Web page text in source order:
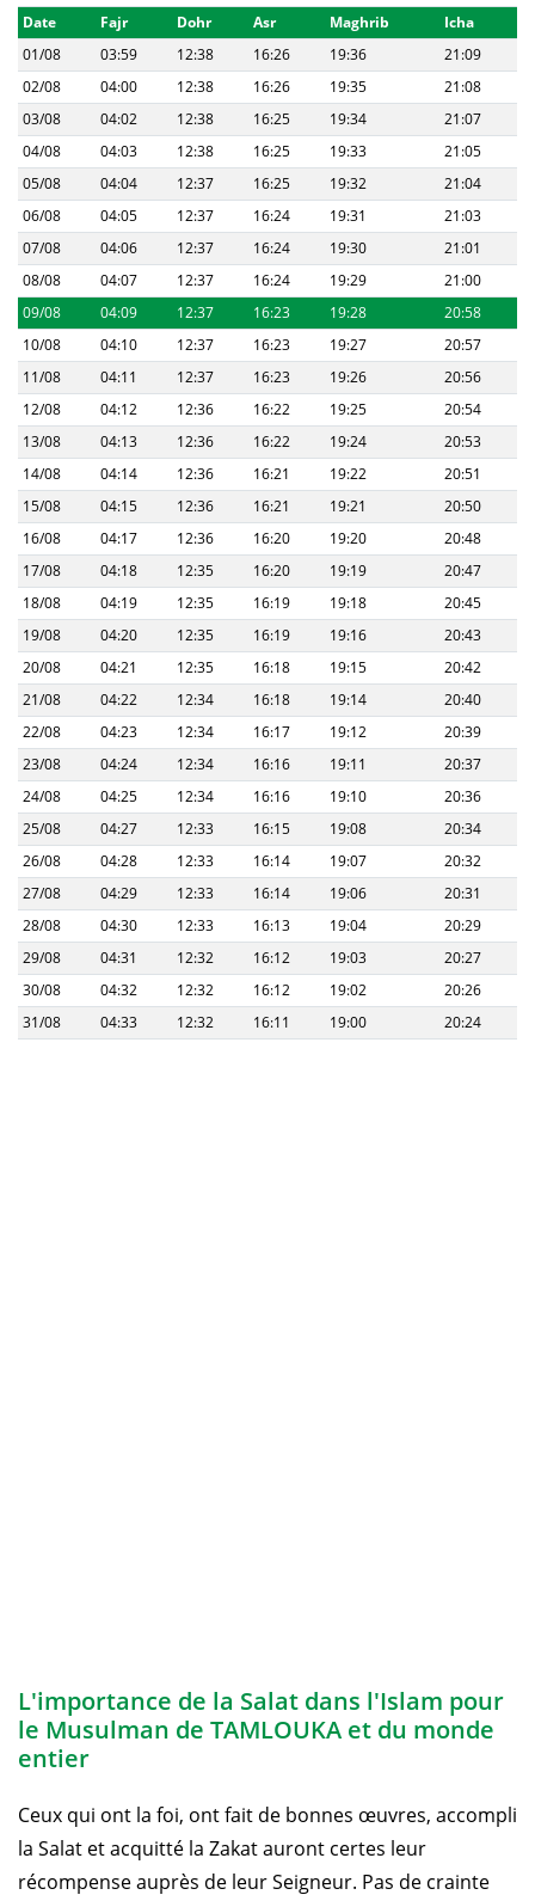
Date Fajr Dohr Asr Maghrib
Icha
01/08
03:59 12:38 16:26 19:36
21:09
02/08
04:00 12:38 16:26 19:35
21:08
03/08
04:02 12:38 16:25 19:34
21:07
04/08
04:03 12:38 16:25 19:33
21:05
05/08
04:04 12:37 16:25 19:32
21:04
06/08
04:05 12:37 16:24 19:31
21:03
07/08
04:06 12:37 16:24 19:30
21:01
08/08
04:07 12:37 16:24 19:29
21:00
09/08
04:09 12:37 16:23 19:28
20:58
10/08
04:10 12:37 16:23 19:27
20:57
11/08
04:11 12:37 16:23 19:26
20:56
12/08
04:12 12:36 16:22 19:25
20:54
13/08
04:13 12:36 16:22 19:24
20:53
14/08
04:14 12:36 16:21 19:22
20:51
15/08
04:15 12:36 16:21 19:21
20:50
16/08
04:17 12:36 16:20 19:20
20:48
17/08
04:18 12:35 16:20 19:19
20:47
18/08
04:19 12:35 16:19 19:18
20:45
19/08
04:20 12:35 16:19 19:16
20:43
20/08
04:21 12:35 16:18 19:15
20:42
21/08
04:22 12:34 16:18 19:14
20:40
22/08
04:23 12:34 16:17 19:12
20:39
23/08
04:24 12:34 16:16 19:11
20:37
24/08
04:25 12:34 16:16 19:10
20:36
25/08
04:27 12:33 16:15 19:08
20:34
26/08
04:28 12:33 16:14 19:07
20:32
27/08
04:29 12:33 16:14 19:06
20:31
28/08
04:30 12:33 16:13 19:04
20:29
29/08
04:31 12:32 16:12 19:03
20:27
30/08
04:32 12:32 16:12 19:02
20:26
31/08
04:33 12:32 16:11 19:00 20:24
L'importance de la Salat dans l'Islam pour
le Musulman de TAMLOUKA et du monde
entier
Ceux qui ont la foi, ont fait de bonnes œuvres, accompli
la Salat et acquitté la Zakat auront certes leur
récompense auprès de leur Seigneur. Pas de crainte